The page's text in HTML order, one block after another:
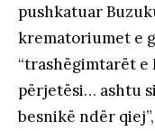
pushkatuar
krematoriumet e
“trashëgimtarët e
përjetësi… ashtu
besnikë ndër